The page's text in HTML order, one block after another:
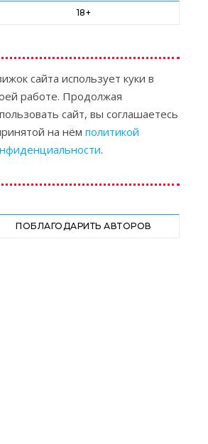
18+
сайта использует куки в
работе. Продолжая
сайт, вы соглашаетесь
на нём политикой
.
ПОБЛАГОДАРИТЬ АВТОРОВ